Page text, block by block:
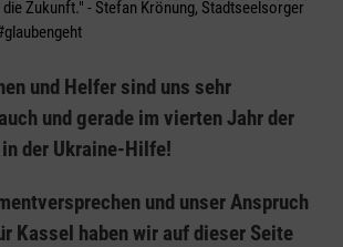
Zukunft." - Stefan Krönung, Stadtseelsorger
und Helfer sind uns sehr
und gerade im vierten Jahr der
der Ukraine-Hilfe!
und unser Anspruch
Kassel haben wir auf dieser Seite